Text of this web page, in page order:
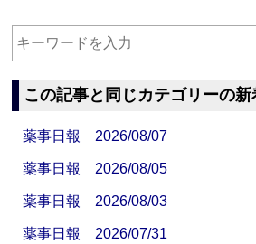
この記事と同じカテゴリーの新
薬事日報 2026/08/07
薬事日報 2026/08/05
薬事日報 2026/08/03
薬事日報 2026/07/31